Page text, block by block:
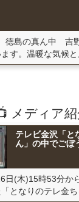
徳島の真ん中 吉
す。温暖な気候と
メディア
テレビ金沢「と
ん」の中でごぼ
日(木)15時53分か
となりのテレ金ち